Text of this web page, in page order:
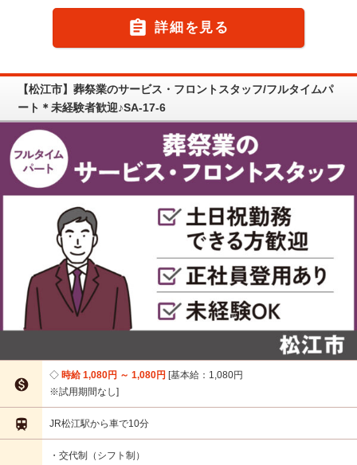
 詳細を見る
【松江市】葬祭業のサービス・フロントスタッフ/フルタイムパ
ート＊未経験者歓迎♪SA-17-6

時給 1,080円 ～ 1,080円 基本給：1,080円
※試用期間なし
 JR松江駅から車で10分
・交代制（シフト制）